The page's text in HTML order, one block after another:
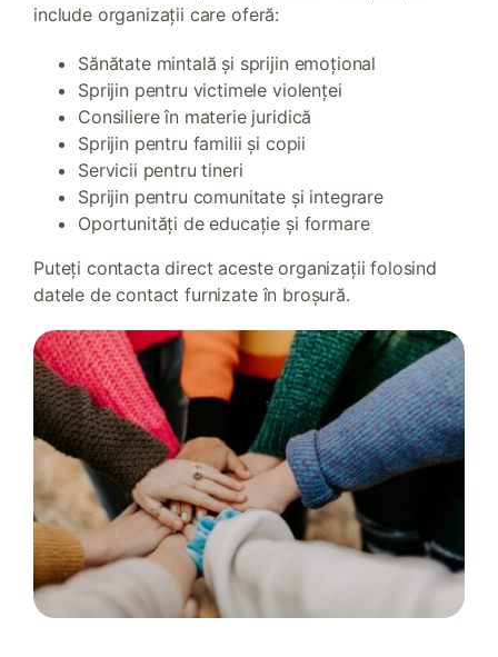
include organizații care oferă:
Sănătate mintală și sprijin emoțional
Sprijin pentru victimele violenței
Consiliere în materie juridică
Sprijin pentru familii și copii
Servicii pentru tineri
Sprijin pentru comunitate și integrare
Oportunități de educație și formare
Puteți contacta direct aceste organizații folosind
datele de contact furnizate în broșură.